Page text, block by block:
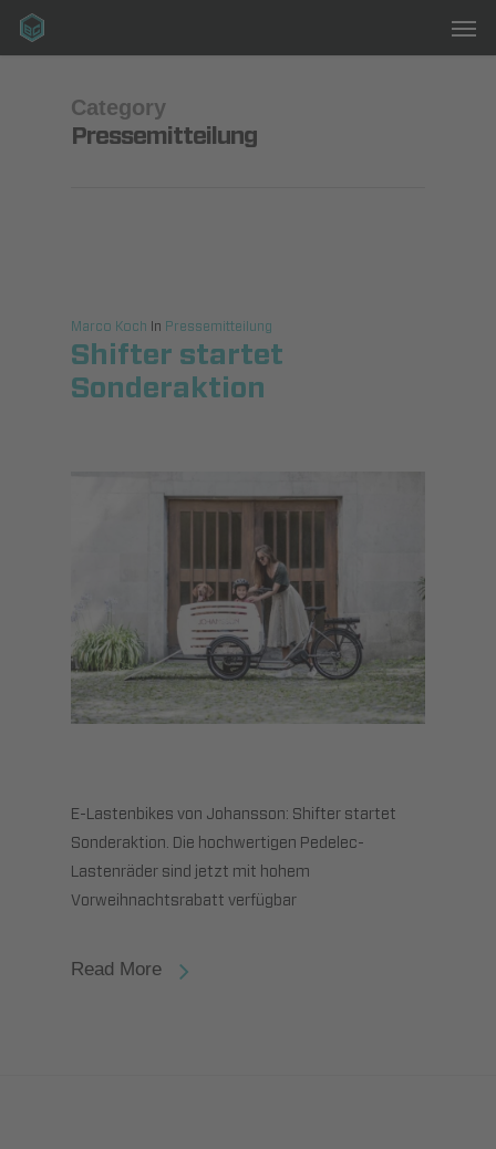
Skip
Category
Pressemitteilung
Marco Koch In Pressemitteilung
Shifter startet
Sonderaktion
E-Lastenbikes von Johansson: Shifter startet
Sonderaktion. Die hochwertigen Pedelec-
Lastenräder sind jetzt mit hohem
Vorweihnachtsrabatt verfügbar
Read More